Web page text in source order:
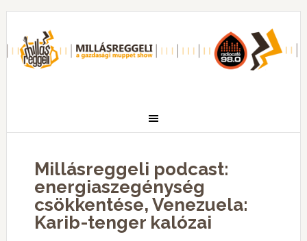
Millásreggeli podcast:
energiaszegénység
csökkentése, Venezuela:
Karib-tenger kalózai